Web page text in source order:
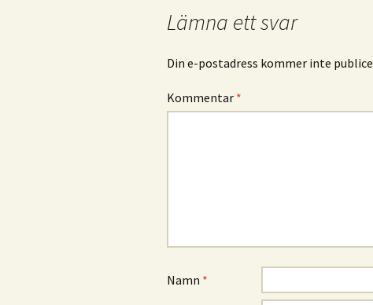
Lämna ett svar
Din e-postadress kommer inte
Kommentar *
Namn *